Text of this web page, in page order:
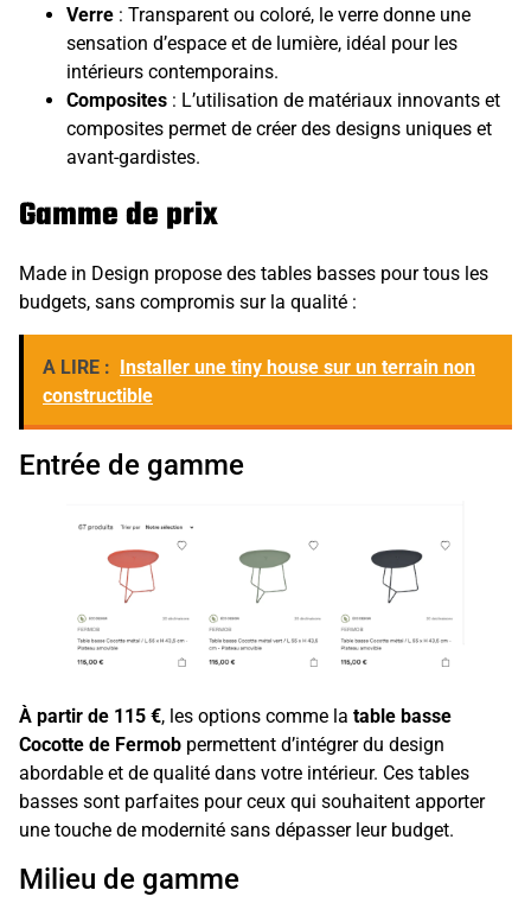
Verre : Transparent ou coloré, le verre donne une
sensation d’espace et de lumière, idéal pour les
intérieurs contemporains.
Composites : L’utilisation de matériaux innovants et
composites permet de créer des designs uniques et
avant-gardistes.
Gamme de prix
Made in Design propose des tables basses pour tous les
budgets, sans compromis sur la qualité :
A LIRE : Installer une tiny house sur un terrain non
constructible
Entrée de gamme
À partir de 115 €, les options comme la table basse
Cocotte de Fermob permettent d’intégrer du design
abordable et de qualité dans votre intérieur. Ces tables
basses sont parfaites pour ceux qui souhaitent apporter
une touche de modernité sans dépasser leur budget.
Milieu de gamme